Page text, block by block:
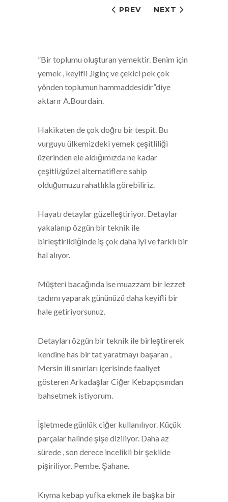
PREV NEXT
”Bir toplumu oluşturan yemektir. Benim için
yemek , keyifli ,ilginç ve çekici pek çok
yönden toplumun hammaddesidir”diye
aktarır A.Bourdain.
Hakikaten de çok doğru bir tespit. Bu
vurguyu ülkemizdeki yemek çeşitliliği
üzerinden ele aldığımızda ne kadar
çeşitli/güzel alternatiflere sahip
olduğumuzu rahatlıkla görebiliriz.
Hayatı detaylar güzelleştiriyor. Detaylar
yakalanıp özgün bir teknik ile
birleştirildiğinde iş çok daha iyi ve farklı bir
hal alıyor.
Müşteri bacağında ise muazzam bir lezzet
tadımı yaparak gününüzü daha keyifli bir
hale getiriyorsunuz.
Detayları özgün bir teknik ile birleştirerek
kendine has bir tat yaratmayı başaran ,
Mersin ili sınırları içerisinde faaliyet
gösteren Arkadaşlar Ciğer Kebapçısından
bahsetmek istiyorum.
İşletmede günlük ciğer kullanılıyor. Küçük
parçalar halinde şişe diziliyor. Daha az
sürede , son derece incelikli bir şekilde
pişiriliyor. Pembe. Şahane.
Kıyma kebap yufka ekmek ile başka bir